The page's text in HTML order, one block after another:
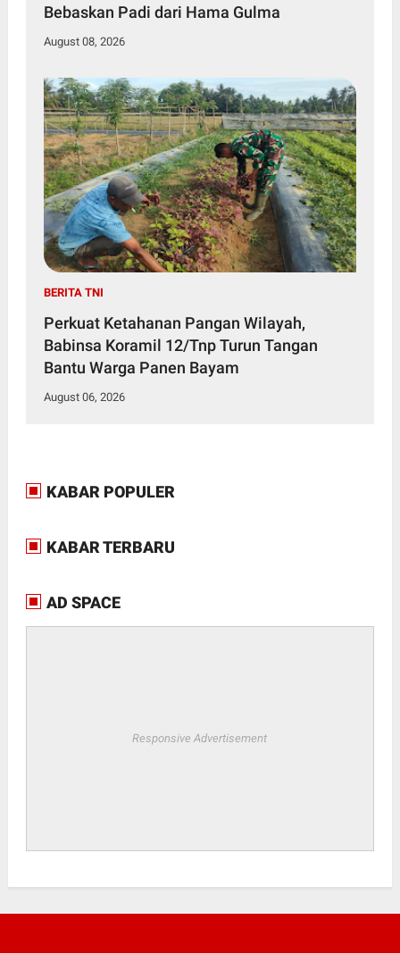
Bebaskan Padi dari Hama Gulma
August 08, 2026
BERITA TNI
Perkuat Ketahanan Pangan Wilayah,
Babinsa Koramil 12/Tnp Turun Tangan
Bantu Warga Panen Bayam
August 06, 2026
KABAR POPULER
KABAR TERBARU
AD SPACE
Responsive Advertisement